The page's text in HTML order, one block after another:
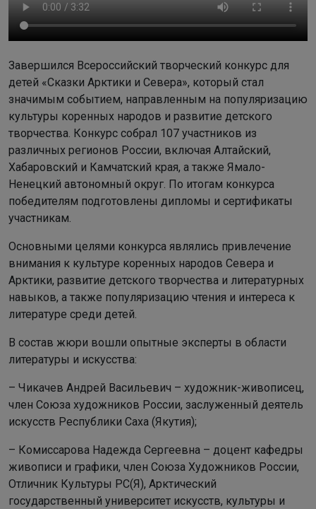
Завершился Всероссийский творческий конкурс для
детей «Сказки Арктики и Севера», который стал
значимым событием, направленным на популяризацию
культуры коренных народов и развитие детского
творчества. Конкурс собрал 107 участников из
различных регионов России, включая Алтайский,
Хабаровский и Камчатский края, а также Ямало-
Ненецкий автономный округ. По итогам конкурса
победителям подготовлены дипломы и сертификаты
участникам.
Основными целями конкурса являлись привлечение
внимания к культуре коренных народов Севера и
Арктики, развитие детского творчества и литературных
навыков, а также популяризацию чтения и интереса к
литературе среди детей.
В состав жюри вошли опытные эксперты в области
литературы и искусства:
– Чикачев Андрей Васильевич – художник-живописец,
член Союза художников России, заслуженный деятель
искусств Республики Саха (Якутия);
– Комиссарова Надежда Сергеевна – доцент кафедры
живописи и графики, член Союза Художников России,
Отличник Культуры РС(Я), Арктический
государственный университет искусств, культуры и